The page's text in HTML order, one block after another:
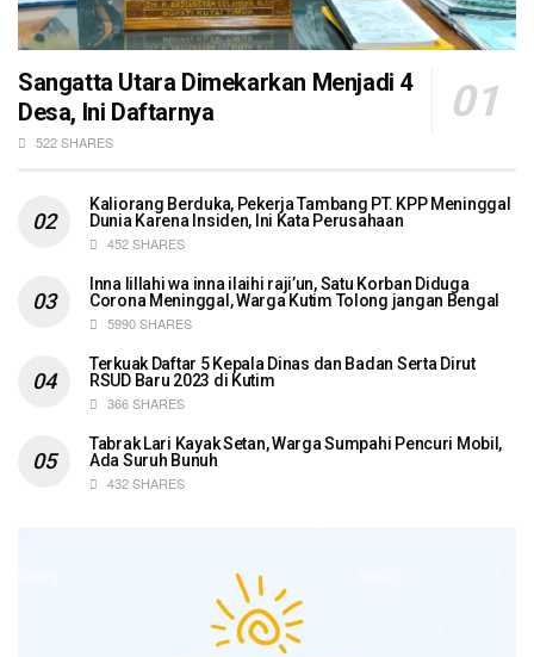
Sangatta Utara Dimekarkan Menjadi 4
Desa, Ini Daftarnya
522 SHARES
Kaliorang Berduka, Pekerja Tambang PT. KPP Meninggal
Dunia Karena Insiden, Ini Kata Perusahaan
452 SHARES
Inna lillahi wa inna ilaihi raji’un, Satu Korban Diduga
Corona Meninggal, Warga Kutim Tolong jangan Bengal
5990 SHARES
Terkuak Daftar 5 Kepala Dinas dan Badan Serta Dirut
RSUD Baru 2023 di Kutim
366 SHARES
Tabrak Lari Kayak Setan, Warga Sumpahi Pencuri Mobil,
Ada Suruh Bunuh
432 SHARES